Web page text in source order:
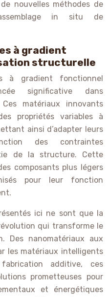
nouvelles méthodes de
in situ de
à gradient
structurelle
à gradient fonctionnel
significative dans
matériaux innovants
propriétés variables à
ainsi d’adapter leurs
des contraintes
de la structure. Cette
composants plus légers
pour leur fonction
ici ne sont que la
qui transforme le
Des nanomatériaux aux
les matériaux intelligents
additive, ces
prometteuses pour
et énergétiques